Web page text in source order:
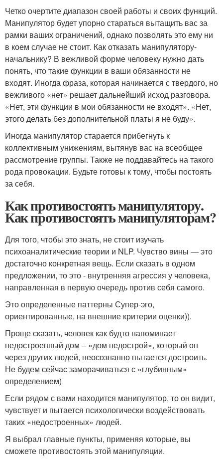
Четко очертите диапазон своей работы и своих функций.
Манипулятор будет упорно стараться вытащить вас за
рамки ваших ограничений, однако позволять это ему ни
в коем случае не стоит. Как отказать манипулятору-
начальнику? В вежливой форме человеку нужно дать
понять, что такие функции в ваши обязанности не
входят. Иногда фраза, которая начинается с твердого, но
вежливого «нет» решает дальнейший исход разговора.
«Нет, эти функции в мои обязанности не входят». «Нет,
этого делать без дополнительной платы я не буду».
Иногда манипулятор старается прибегнуть к
коллективным унижениям, вытянув вас на всеобщее
рассмотрение группы. Также не поддавайтесь на такого
рода провокации. Будьте готовы к тому, чтобы постоять
за себя.
Как противостоять манипулятору.
Как противостоять манипуляторам?
Для того, чтобы это знать, не стоит изучать
психоаналитические теории и NLP. Чувство вины — это
достаточно конкретная вещь. Если сказать в одном
предложении, то это - внутренняя агрессия у человека,
направленная в первую очередь против себя самого.
Это определенные паттерны Супер-эго,
ориентированные, на внешние критерии оценки)).
Проще сказать, человек как будто напоминает
недостроенный дом – «дом недострой», который он
через других людей, неосознанно пытается достроить.
Не будем сейчас заморачиваться с «глубинным»
определением)
Если рядом с вами находится манипулятор, то он видит,
чувствует и пытается психологически воздействовать
таких «недостроенных» людей.
Я выбрал главные пункты, применяя которые, вы
сможете противостоять этой манипуляции.